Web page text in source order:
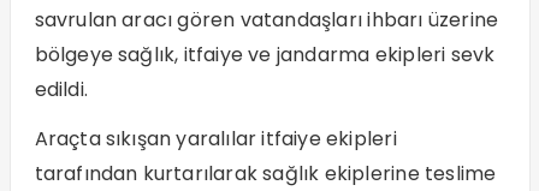
savrulan aracı gören vatandaşları ihbarı üzerine
bölgeye sağlık, itfaiye ve jandarma ekipleri sevk
edildi.
Araçta sıkışan yaralılar itfaiye ekipleri
tarafından kurtarılarak sağlık ekiplerine teslime